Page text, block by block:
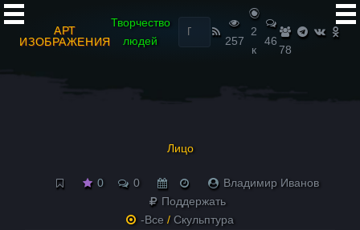
АРТ
ИЗОБРАЖЕНИЯ
Творчество
людей
Найти:
257
2
к
46
78
Лицо
0 0
Владимир Иванов
Поддержать
-Все / Скульптура